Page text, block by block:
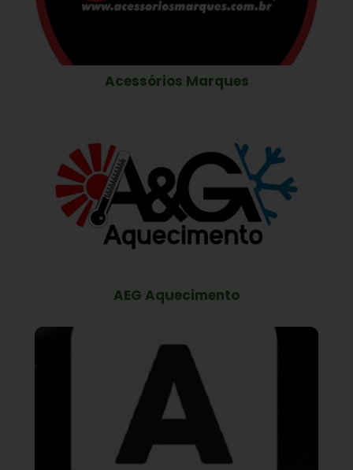
Acessórios Marques
AEG Aquecimento